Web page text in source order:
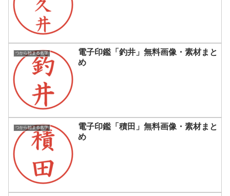
つから始まる名字
電子印鑑「釣井」無料画像・素材まと
め
つから始まる名字
電子印鑑「積田」無料画像・素材まと
め